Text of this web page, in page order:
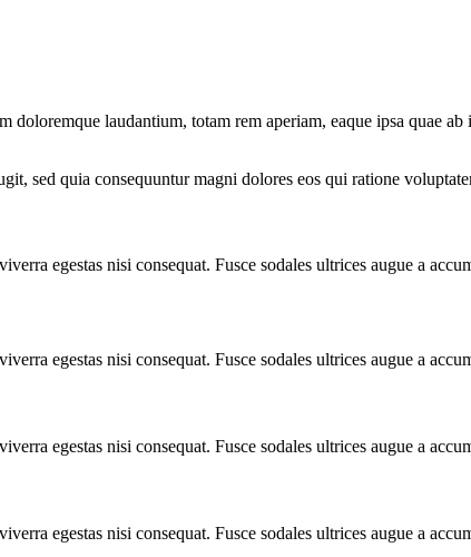
doloremque laudantium, totam rem aperiam, eaque ipsa quae
sed quia consequuntur magni dolores eos qui ratione
egestas nisi consequat. Fusce sodales ultrices augue a
egestas nisi consequat. Fusce sodales ultrices augue a
egestas nisi consequat. Fusce sodales ultrices augue a
egestas nisi consequat. Fusce sodales ultrices augue a